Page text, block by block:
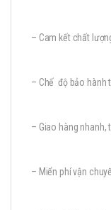
– Cam kết chất
– Chế độ bảo hành
– Giao hàng nhanh,
– Miển phí vận